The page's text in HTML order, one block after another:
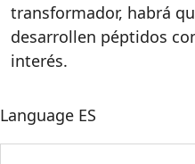
transformador, habrá
desarrollen péptidos
interés.
Language ES